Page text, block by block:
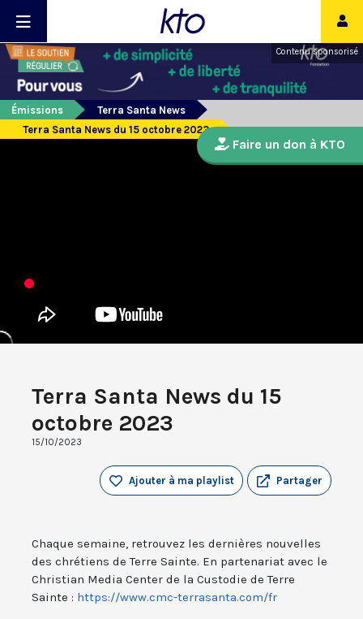
Contenu sponsorisé
Émissions
Terra Santa News
Terra Santa News du 15 octobre 2023
Terra Santa News du 15
octobre 2023
15/10/2023
Partager
Ajouter à ma playlist
Chaque semaine, retrouvez les dernières nouvelles
des chrétiens de Terre Sainte. En partenariat avec le
Christian Media Center de la Custodie de Terre
Sainte : https://www.cmc-terrasanta.com/fr
Faire un don à KTO